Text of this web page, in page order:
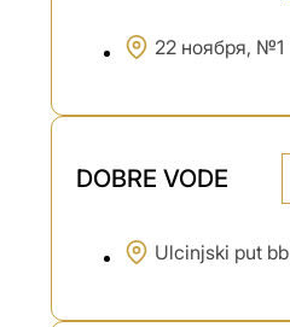
22 ноября, №1
DOBRE VODE
Ulcinjski put bb